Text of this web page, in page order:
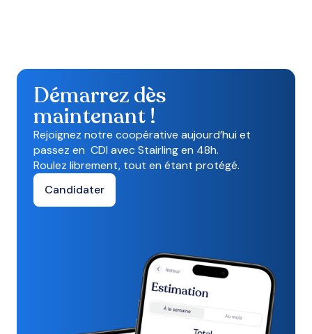
Démarrez dès
maintenant !
Rejoignez notre coopérative aujourd’hui et
passez en CDI avec Stairling en 48h.
Roulez librement, tout en étant protégé.
Candidater